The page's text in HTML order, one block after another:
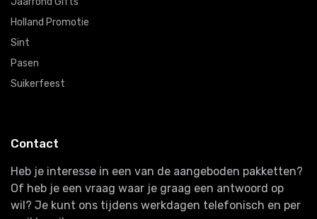
Holland Promotie
Sint
Pasen
Suikerfeest
Contact
Heb je interesse in een van de aangeboden pakketten?
Of heb je een vraag waar je graag een antwoord op
wil? Je kunt ons tijdens werkdagen telefonisch en per